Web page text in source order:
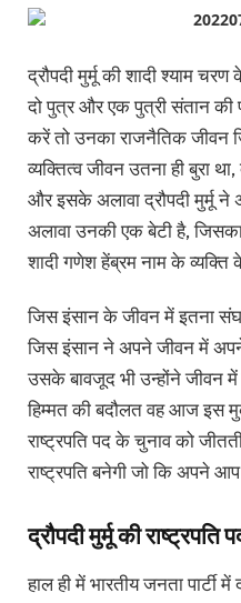
द्रौपदी मुर्मू की शादी श्याम
दो पुत्र और एक पुत्री संतान की
करें तो उनका राजनैतिक जीवन
व्यक्तित्व जीवन उतना ही बुरा
और इसके अलावा द्रौपदी मुर्मू ने
अलावा उनकी एक बेटी है,
शादी गणेश हेंब्रम नाम के
जिस इंसान के जीवन में इतना
जिस इंसान ने अपने जीवन में
उसके बावजूद भी उन्होंने जीवन
हिम्मत की बदौलत वह आज इस
राष्ट्रपति पद के चुनाव को
राष्ट्रपति बनेगी जो कि अपने
द्रौपदी मुर्मू की राष्ट्रपति
हाल ही में भारतीय जनता पार्टी में